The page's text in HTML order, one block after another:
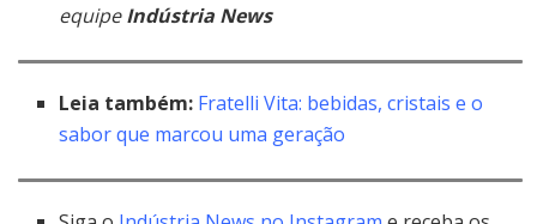
equipeIndústria News
Leia também: Fratelli Vita: bebidas, cristais e o
sabor que marcou uma geração